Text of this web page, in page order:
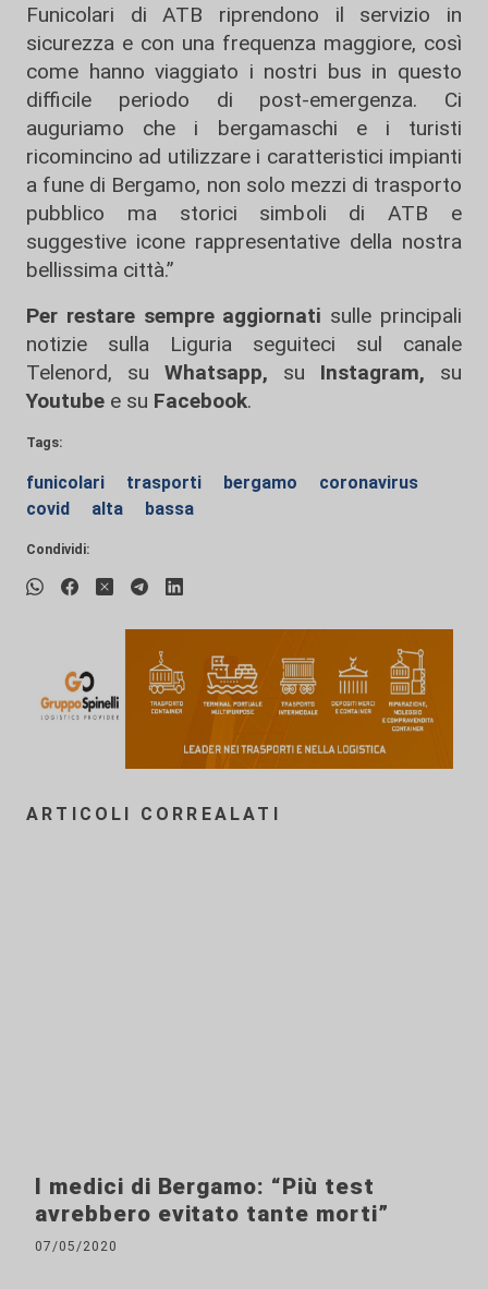
Funicolari di ATB riprendono il servizio in
sicurezza e con una frequenza maggiore, così
come hanno viaggiato i nostri bus in questo
difficile periodo di post-emergenza. Ci
auguriamo che i bergamaschi e i turisti
ricomincino ad utilizzare i caratteristici impianti
a fune di Bergamo, non solo mezzi di trasporto
pubblico ma storici simboli di ATB e
suggestive icone rappresentative della nostra
bellissima città.”
Per restare sempre aggiornati sulle principali
notizie sulla Liguria seguiteci sul canale
Telenord, su
Whatsapp, su Instagram, su
Youtube e su Facebook.
Tags:
funicolari trasporti bergamo
coronavirus
covid
alta bassa
Condividi:
ARTICOLI CORREALATI
I medici di Bergamo: “Più test
avrebbero evitato tante morti”
07/05/2020